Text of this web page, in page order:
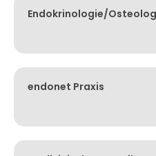
Endokrinologie/
endonet Praxis